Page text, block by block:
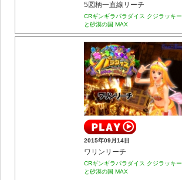
5図柄一直線リーチ
CRギンギラパラダイス クジラッキー
と砂漠の国 MAX
2015年09月14日
ワリンリーチ
CRギンギラパラダイス クジラッキー
と砂漠の国 MAX